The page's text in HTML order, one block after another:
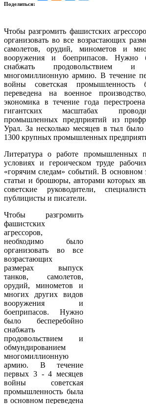
Поделиться:
Чтобы разгромить фашистских
организовать во все возрастающих
самолетов, орудий, минометов и
вооружения и боеприпасов. Нужно
снабжать продовольствием и
многомиллионную армию. В течение
войны советская
переведена на военное
экономика в течение года
гигантских масштабах
промышленных предприятий из
Урал. За несколько месяцев в тыл было
1300 крупных промышленных
Литература о работе промышленных
условиях и героическом труде
«горячим следам» событий. В
статьи и брошюры, авторами которых
советские руководители,
публицисты и писатели.
Чтобы разгромить
фашистских
агрессоров,
необходимо было
организовать во все
возрастающих
размерах выпуск
танков, самолетов,
орудий, минометов и
многих других видов
вооружения и
боеприпасов. Нужно
было бесперебойно
снабжать
продовольствием и
обмундированием
многомиллионную
армию. В течение
первых 3 - 4 месяцев
войны советская
промышленность была
в основном переведена